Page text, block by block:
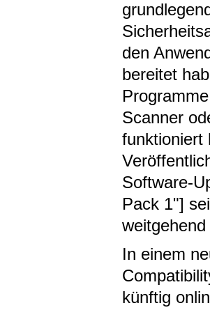
den
bereitet
Scanner
funktioniert
Software-
Pack 1"]
In einem
künftig